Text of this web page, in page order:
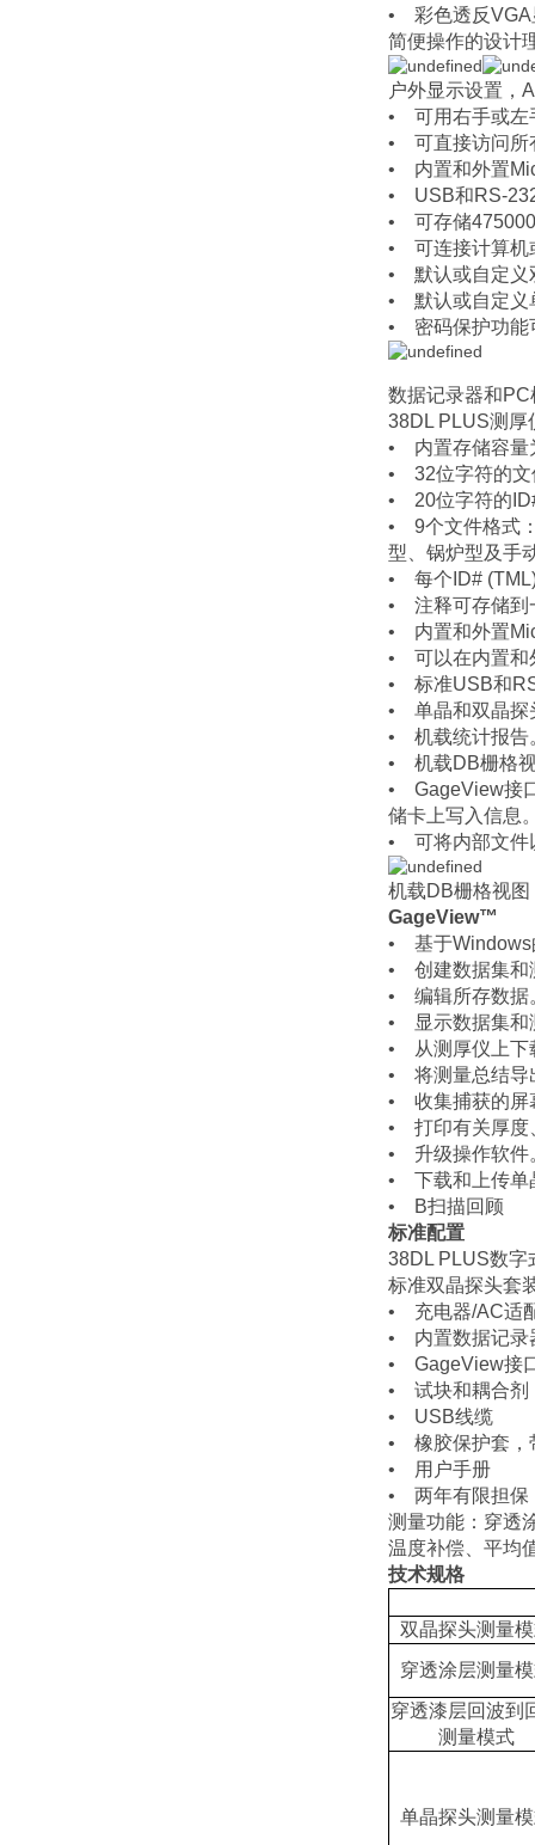
• 彩色透反VGA
简便操作的设计
户外显示设
• 可用右手或左
• 可直接访问所
• 内置和外置
• USB和RS-
• 可存储475000
• 可连接计算机
• 默认或自定义
• 默认或自定义
• 密码保护功能
数据记录器和PC
38DL PLUS测厚
• 内置存储容量
• 32位字符的文
• 20位字符的
• 9个文件格式
型、锅炉型及手
• 每个ID#
• 注释可存储到
• 内置和外置
• 可以在内置和
• 标准USB和
• 单晶和双晶探
• 机载统计报告
• 机载DB栅格
• GageView接
储卡上写入信息
• 可将内部文件
机载DB栅格视
GageView™
• 基于Windows
• 创建数据集和
• 编辑所存数据
• 显示数据集和
• 从测厚仪上下
• 将测量总结导
• 收集捕获的屏
• 打印有关厚度
• 升级操作软件
• 下载和上传单
• B扫描回顾
标准配置
38DL PLUS数字
标准双晶探头套
• 充电器/AC适
• 内置数据记录
• GageView接
• 试块和耦合剂
• USB线缆
• 橡胶保护套，
• 用户手册
• 两年有限担保
测量功能：穿透
温度补偿、平均
技术规格
双晶探头测量
穿透涂层测量
穿透漆层回波到
测量模式
单晶探头测量